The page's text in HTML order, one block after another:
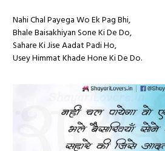
Nahi Chal Payega Wo Ek Pag Bhi,
Bhale Baisakhiyan Sone Ki De Do,
Sahare Ki Jise Aadat Padi Ho,
Usey Himmat Khade Hone Ki De Do.